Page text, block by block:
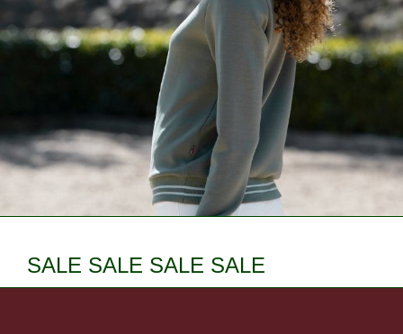
SALE SALE SALE SALE